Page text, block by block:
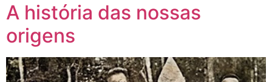
A história das nossas
origens